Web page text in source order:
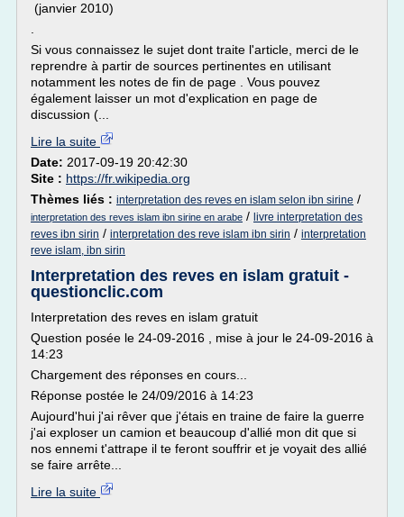
(janvier 2010)
Si vous connaissez le sujet dont traite l'article, merci de le
reprendre à partir de sources pertinentes en utilisant
notamment les notes de fin de page . Vous pouvez
également laisser un mot d'explication en page de
discussion (...
Lire la suite
Date: 2017-09-19 20:42:30
Site : https://fr.wikipedia.org
Thèmes liés : interpretation des reves en islam selon ibn sirine /
interpretation des reves islam ibn sirine en arabe / livre interpretation des
reves ibn sirin / interpretation des reve islam ibn sirin / interpretation
reve islam, ibn sirin
Interpretation des reves en islam gratuit -
questionclic.com
Interpretation des reves en islam gratuit
Question posée le 24-09-2016 , mise à jour le 24-09-2016 à
14:23
Chargement des réponses en cours...
Réponse postée le 24/09/2016 à 14:23
Aujourd'hui j'ai rêver que j'étais en traine de faire la guerre
j'ai exploser un camion et beaucoup d'allié mon dit que si
nos ennemi t'attrape il te feront souffrir et je voyait des allié
se faire arrête...
Lire la suite